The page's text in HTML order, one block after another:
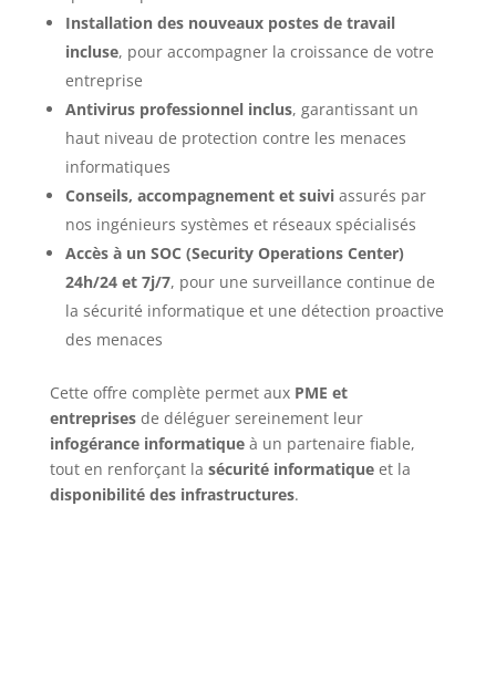
Installation des nouveaux postes de travail
incluse, pour accompagner la croissance de votre
entreprise
Antivirus professionnel inclus, garantissant un
haut niveau de protection contre les menaces
informatiques
Conseils, accompagnement et suiviassurés par
nos ingénieurs systèmes et réseaux spécialisés
Accès à un SOC (Security Operations Center)
24h/24 et 7j/7, pour une surveillance continue de
la sécurité informatique et une détection proactive
des menaces
Cette offre complète permet aux PME et
entreprisesde déléguer sereinement leur
infogérance informatiqueà un partenaire fiable,
tout en renforçant la sécurité informatiqueet la
disponibilité des infrastructures.